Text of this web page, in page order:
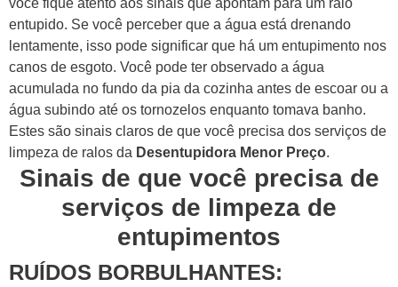
entupido. Se você perceber que a água está drenando
lentamente, isso pode significar que há um entupimento nos
canos de esgoto. Você pode ter observado a água
acumulada no fundo da pia da cozinha antes de escoar ou a
água subindo até os tornozelos enquanto tomava banho.
Estes são sinais claros de que você precisa dos serviços de
limpeza de ralos da Desentupidora Menor Preço.
Sinais de que você precisa de
serviços de limpeza de
entupimentos
RUÍDOS BORBULHANTES: